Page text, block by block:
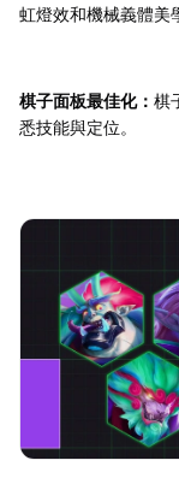
虹燈效和機械義體美
棋子面板最佳化： 棋
悉技能與定位。